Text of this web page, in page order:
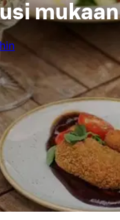
mukaan